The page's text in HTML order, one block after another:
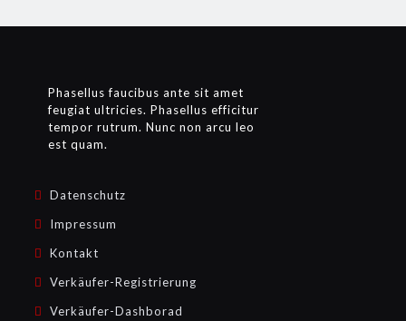
Phasellus faucibus ante sit amet
feugiat ultricies. Phasellus efficitur
tempor rutrum. Nunc non arcu leo
est quam.
Datenschutz
Impressum
Kontakt
Verkäufer-Registrierung
Verkäufer-Dashborad